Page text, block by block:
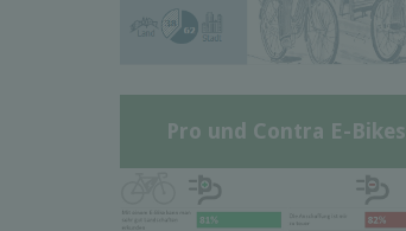
Pro und Contra E-Bikes